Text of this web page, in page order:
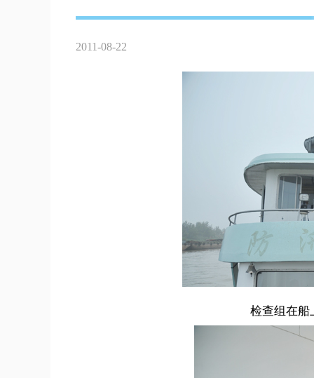
2011-08-22
检查组在船上